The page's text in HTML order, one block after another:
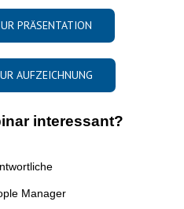
PRÄSENTATION
AUFZEICHNUNG
interessant?
Manager